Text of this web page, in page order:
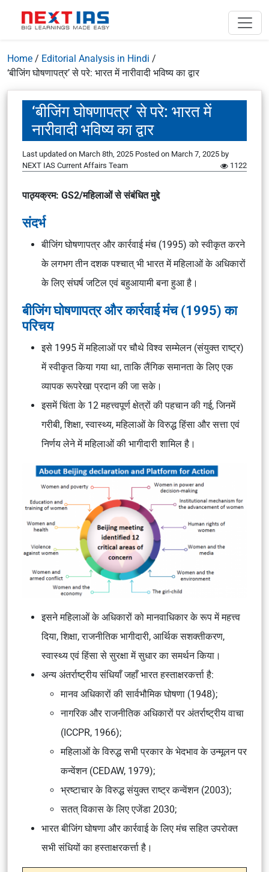
Home / Editorial Analysis in Hindi /
‘बीजिंग घोषणापत्र’ से परे: भारत में नारीवादी भविष्य का द्वार
‘बीजिंग घोषणापत्र’ से परे: भारत में
नारीवादी भविष्य का द्वार
Last updated on March 8th, 2025 Posted on March 7, 2025 by
NEXT IAS Current Affairs Team
1122
पाठ्यक्रम: GS2/महिलाओं से संबंधित मुद्दे
संदर्भ
बीजिंग घोषणापत्र और कार्रवाई मंच (1995) को स्वीकृत करने
के लगभग तीन दशक पश्चात् भी भारत में महिलाओं के अधिकारों
के लिए संघर्ष जटिल एवं बहुआयामी बना हुआ है।
बीजिंग घोषणापत्र और कार्रवाई मंच (1995) का
परिचय
इसे 1995 में महिलाओं पर चौथे विश्व सम्मेलन (संयुक्त राष्ट्र)
में स्वीकृत किया गया था, ताकि लैंगिक समानता के लिए एक
व्यापक रूपरेखा प्रदान की जा सके।
इसमें चिंता के 12 महत्त्वपूर्ण क्षेत्रों की पहचान की गई, जिनमें
गरीबी, शिक्षा, स्वास्थ्य, महिलाओं के विरुद्ध हिंसा और सत्ता एवं
निर्णय लेने में महिलाओं की भागीदारी शामिल है।
इसने महिलाओं के अधिकारों को मानवाधिकार के रूप में महत्त्व
दिया, शिक्षा, राजनीतिक भागीदारी, आर्थिक सशक्तीकरण,
स्वास्थ्य एवं हिंसा से सुरक्षा में सुधार का समर्थन किया।
अन्य अंतर्राष्ट्रीय संधियाँ जहाँ भारत हस्ताक्षरकर्त्ता है:
मानव अधिकारों की सार्वभौमिक घोषणा (1948);
नागरिक और राजनीतिक अधिकारों पर अंतर्राष्ट्रीय वाचा
(ICCPR, 1966);
महिलाओं के विरुद्ध सभी प्रकार के भेदभाव के उन्मूलन पर
कन्वेंशन (CEDAW, 1979);
भ्रष्टाचार के विरुद्ध संयुक्त राष्ट्र कन्वेंशन (2003);
सतत् विकास के लिए एजेंडा 2030;
भारत बीजिंग घोषणा और कार्रवाई के लिए मंच सहित उपरोक्त
सभी संधियों का हस्ताक्षरकर्त्ता है।